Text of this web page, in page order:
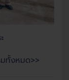
ทั้งหมด>>